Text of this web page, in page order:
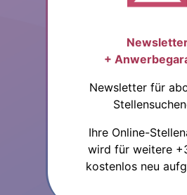
+
Newsletter für
Ihre Online-
wird für weitere
kostenlos neu